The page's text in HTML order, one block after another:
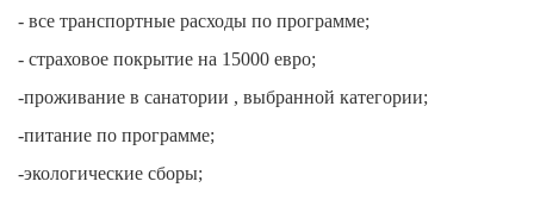
- все транспортные расходы по программе;
- страховое покрытие на 15000 евро;
-проживание в санатории , выбранной категории;
-питание по программе;
-экологические сборы;